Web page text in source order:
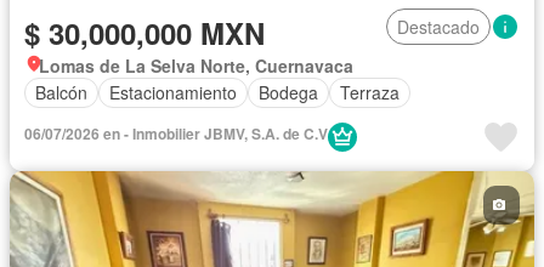
$ 30,000,000 MXN
Destacado
Lomas de La Selva Norte, Cuernavaca
Balcón
Estacionamiento Bodega Terraza
06/07/2026 en - Inmobilier JBMV, S.A. de C.V